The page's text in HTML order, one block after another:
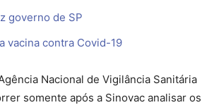
governo de SP
vacina contra Covid-19
Nacional de Vigilância Sanitária
somente após a Sinovac analisar os